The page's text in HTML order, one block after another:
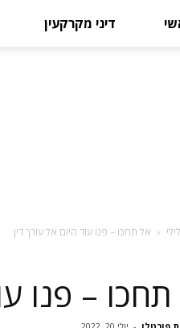
דיני מקרקעין
אל תחכו – פנו עוד היום אל עורך דין
– פנו